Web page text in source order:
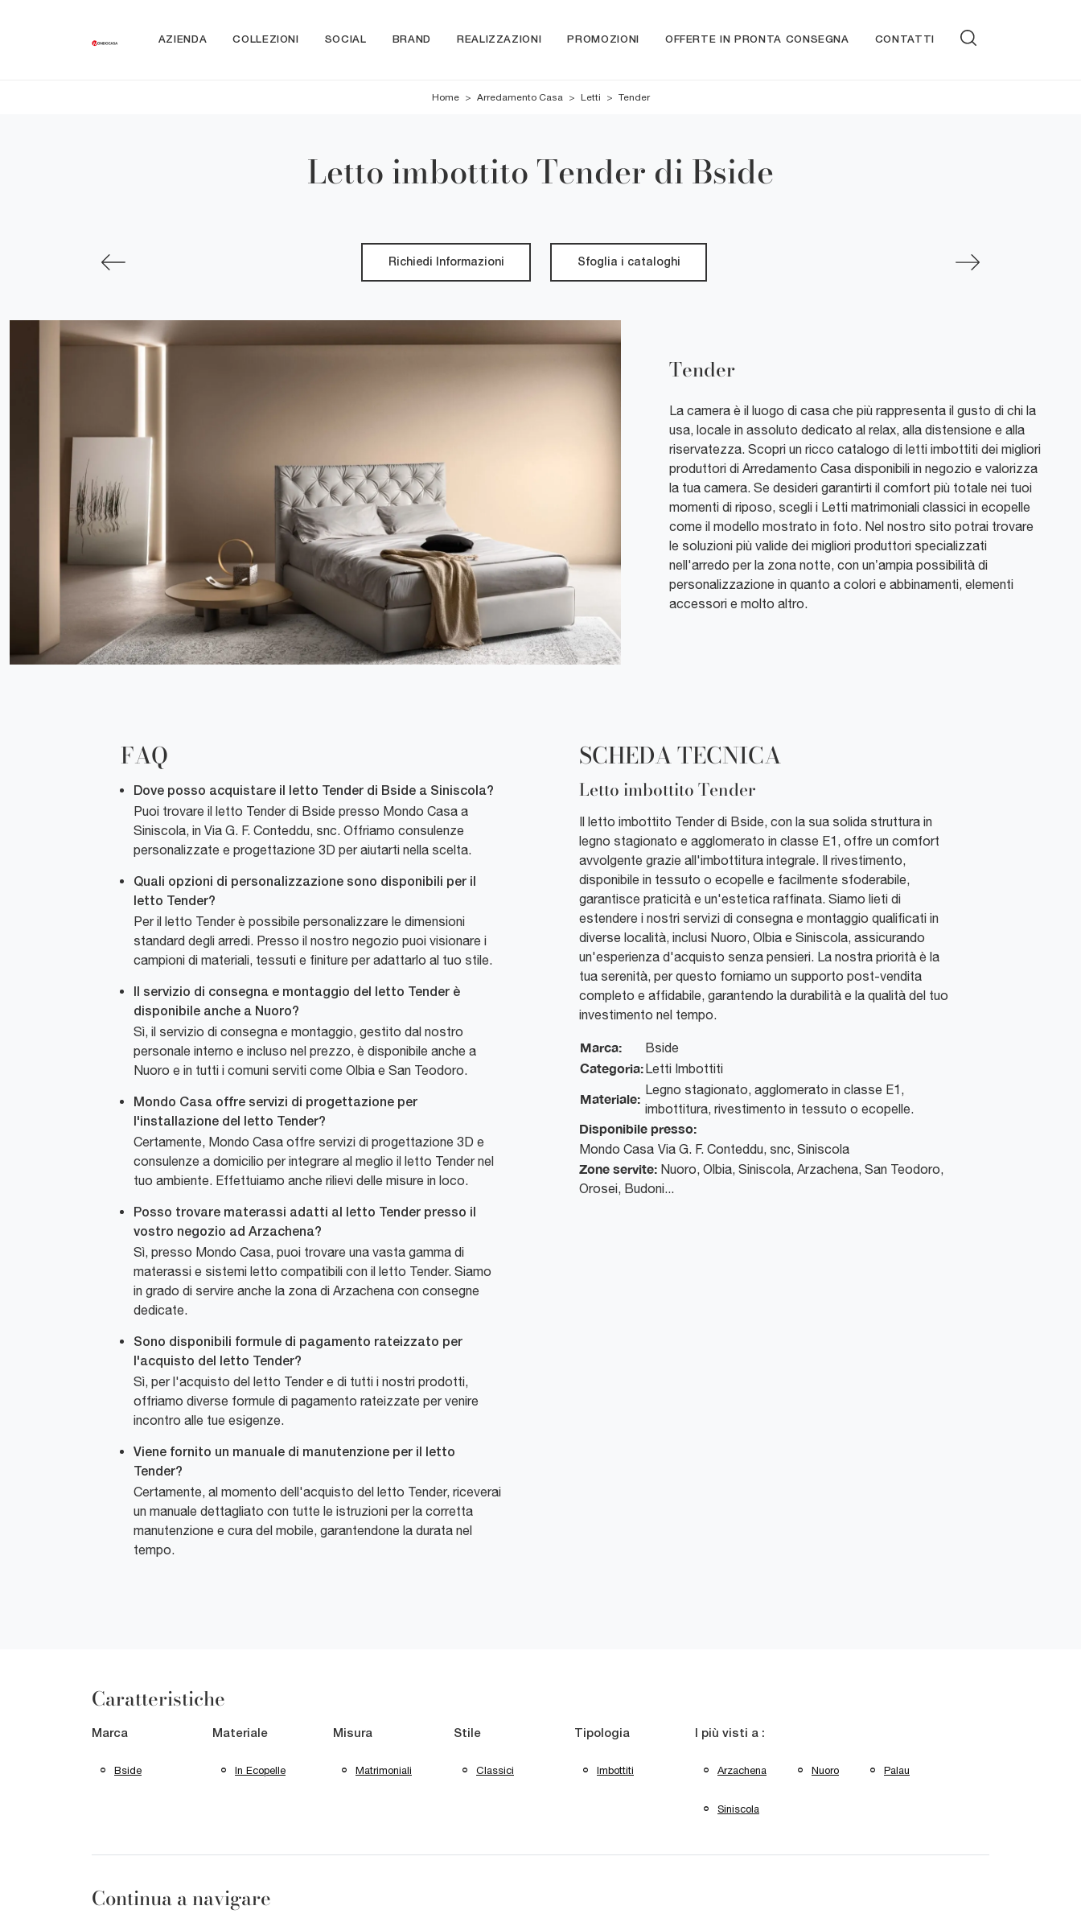
AZIENDA COLLEZIONI SOCIAL BRAND REALIZZAZIONI PROMOZIONI OFFERTE IN PRONTA CONSEGNA CONTATTI
Home > Arredamento Casa > Letti > Tender
Letto imbottito Tender di Bside
Richiedi Informazioni Sfoglia i cataloghi
Tender
La camera è il luogo di casa che più rappresenta il gusto di chi la
usa, locale in assoluto dedicato al relax, alla distensione e alla
riservatezza. Scopri un ricco catalogo di letti imbottiti dei migliori
produttori di Arredamento Casa disponibili in negozio e valorizza
la tua camera. Se desideri garantirti il comfort più totale nei tuoi
momenti di riposo, scegli i Letti matrimoniali classici in ecopelle
come il modello mostrato in foto. Nel nostro sito potrai trovare
le soluzioni più valide dei migliori produttori specializzati
nell'arredo per la zona notte, con un’ampia possibilità di
personalizzazione in quanto a colori e abbinamenti, elementi
accessori e molto altro.
FAQ
Dove posso acquistare il letto Tender di Bside a Siniscola?
Puoi trovare il letto Tender di Bside presso Mondo Casa a
Siniscola, in Via G. F. Conteddu, snc. Offriamo consulenze
personalizzate e progettazione 3D per aiutarti nella scelta.
Quali opzioni di personalizzazione sono disponibili per il
letto Tender?
Per il letto Tender è possibile personalizzare le dimensioni
standard degli arredi. Presso il nostro negozio puoi visionare i
campioni di materiali, tessuti e finiture per adattarlo al tuo stile.
Il servizio di consegna e montaggio del letto Tender è
disponibile anche a Nuoro?
Sì, il servizio di consegna e montaggio, gestito dal nostro
personale interno e incluso nel prezzo, è disponibile anche a
Nuoro e in tutti i comuni serviti come Olbia e San Teodoro.
Mondo Casa offre servizi di progettazione per
l'installazione del letto Tender?
Certamente, Mondo Casa offre servizi di progettazione 3D e
consulenze a domicilio per integrare al meglio il letto Tender nel
tuo ambiente. Effettuiamo anche rilievi delle misure in loco.
Posso trovare materassi adatti al letto Tender presso il
vostro negozio ad Arzachena?
Sì, presso Mondo Casa, puoi trovare una vasta gamma di
materassi e sistemi letto compatibili con il letto Tender. Siamo
in grado di servire anche la zona di Arzachena con consegne
dedicate.
Sono disponibili formule di pagamento rateizzato per
l'acquisto del letto Tender?
Sì, per l'acquisto del letto Tender e di tutti i nostri prodotti,
offriamo diverse formule di pagamento rateizzate per venire
incontro alle tue esigenze.
Viene fornito un manuale di manutenzione per il letto
Tender?
Certamente, al momento dell'acquisto del letto Tender, riceverai
un manuale dettagliato con tutte le istruzioni per la corretta
manutenzione e cura del mobile, garantendone la durata nel
tempo.
SCHEDA TECNICA
Letto imbottito Tender
Il letto imbottito Tender di Bside, con la sua solida struttura in
legno stagionato e agglomerato in classe E1, offre un comfort
avvolgente grazie all'imbottitura integrale. Il rivestimento,
disponibile in tessuto o ecopelle e facilmente sfoderabile,
garantisce praticità e un'estetica raffinata. Siamo lieti di
estendere i nostri servizi di consegna e montaggio qualificati in
diverse località, inclusi Nuoro, Olbia e Siniscola, assicurando
un'esperienza d'acquisto senza pensieri. La nostra priorità è la
tua serenità, per questo forniamo un supporto post-vendita
completo e affidabile, garantendo la durabilità e la qualità del tuo
investimento nel tempo.
Marca: Bside
Categoria:Letti Imbottiti
Materiale:
Legno stagionato, agglomerato in classe E1,
imbottitura, rivestimento in tessuto o ecopelle.
Disponibile presso:
Mondo Casa Via G. F. Conteddu, snc, Siniscola
Zone servite: Nuoro, Olbia, Siniscola, Arzachena, San Teodoro,
Orosei, Budoni...
Caratteristiche
Marca
Bside
Materiale
In Ecopelle
Misura
Matrimoniali
Stile
Classici
Tipologia
Imbottiti
I più visti a :
Arzachena Nuoro Palau
Siniscola
Continua a navigare